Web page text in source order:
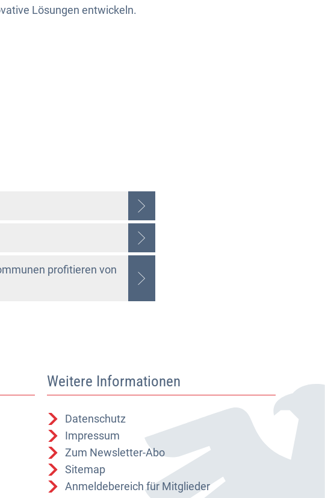
Lösungen entwickeln.
profitieren von
Weitere Informationen
Datenschutz
Impressum
Zum Newsletter-Abo
Sitemap
Anmeldebereich für Mitglieder